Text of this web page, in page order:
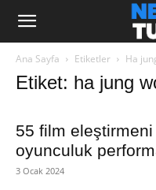
Ana Sayfa Etiketler Ha
Etiket: ha jung
55 film
oyunculuk
3 Ocak 2024